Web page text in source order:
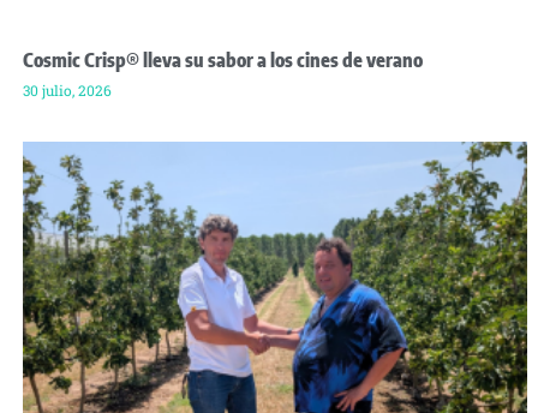
Cosmic Crisp® lleva su sabor a los cines de verano
30 julio, 2026